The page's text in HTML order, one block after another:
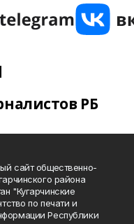
РБ
сайт общественно-
района
"Кугарчинские
по печати и
Республики